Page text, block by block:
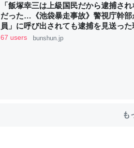
─たまにLINEするくらいだった遠方の父67歳と
た｜tayorini by LIFULL介護
ちょうど同じ理由でEcho Show 8を設
きる。一生で親と会える残り時間を日数
─たまにLINEするくらいだった遠方の父67歳と
「飯塚幸三は上級国民だから逮捕さ
だった…《池袋暴走事故》警視庁幹部
員」に呼び出されても逮捕を見送っ
イン
67 users bunshun.jp
も